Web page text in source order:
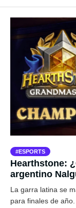
ESPORTS
Hearthstone:
argentino
La garra latina se
para finales de